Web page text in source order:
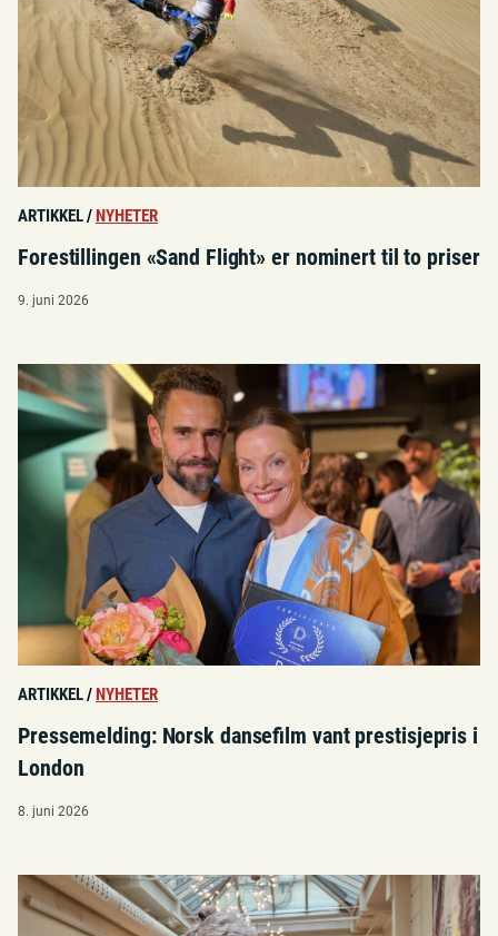
ARTIKKEL/NYHETER
Forestillingen «Sand Flight» er nominert til to priser
9. juni 2026
ARTIKKEL/NYHETER
Pressemelding: Norsk dansefilm vant prestisjepris i
London
8. juni 2026